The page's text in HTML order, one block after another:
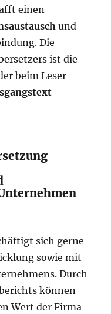
einen
und
Die
ist die
beim Leser
sich gerne
sowie mit
Durch
können
Wert der Firma